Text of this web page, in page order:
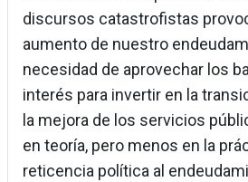
discursos catastrofistas
aumento de nuestro
necesidad de aprovechar los
interés para invertir en la
la mejora de los servicios
en teoría, pero menos en la
reticencia política al